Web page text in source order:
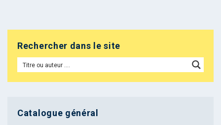
Rechercher dans le site
Catalogue général